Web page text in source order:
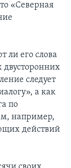
«Северная
ли его слова
следует
а как
по
например,
действий